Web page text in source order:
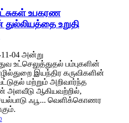
உபகரண
உறுதி
11-04 அன்று
உட்செலுத்துதல் பம்புகளின்
இயந்திர கருவிகளின்
மற்றும் அறிவார்ந்த
அளவீடு ஆகியவற்றில்,
ஃபூ... வெளிக்கொணர